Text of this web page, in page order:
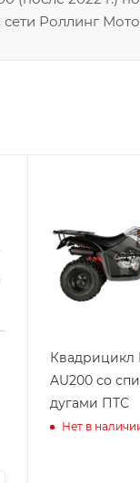
Роллинг
Квадрицикл
AU200 со
дугами ПТС
Нет в